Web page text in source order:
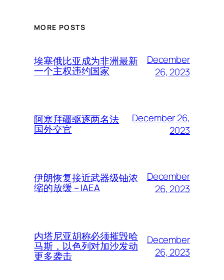
MORE POSTS
埃塞俄比亚成为非洲最新
一个主权违约国家
December
26, 2023
阿塞拜疆驱逐两名法
国外交官
December 26,
2023
伊朗恢复接近武器级铀浓
缩的放缓 – IAEA
December
26, 2023
内塔尼亚胡称必须摧毁哈
马斯，以色列对加沙发动
更多袭击
December
26, 2023